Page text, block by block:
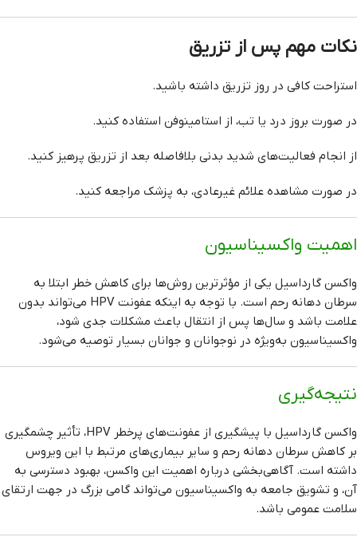
نکات مهم پس از تزریق
استراحت کافی در روز تزریق داشته باشید.
در صورت بروز درد یا تب، از استامینوفن استفاده کنید.
از انجام فعالیت‌های شدید بدنی بلافاصله بعد از تزریق پرهیز کنید.
در صورت مشاهده علائم غیرعادی، به پزشک مراجعه کنید.
اهمیت واکسیناسیون
واکسن گارداسیل یکی از مؤثرترین روش‌ها برای کاهش خطر ابتلا به
سرطان دهانه رحم است. با توجه به اینکه عفونت HPV می‌تواند بدون
علامت باشد و سال‌ها پس از انتقال باعث مشکلات جدی شود،
واکسیناسیون به‌ویژه در نوجوانان و جوانان بسیار توصیه می‌شود.
نتیجه‌گیری
واکسن گارداسیل با پیشگیری از عفونت‌های پرخطر HPV، تأثیر چشمگیری
بر کاهش سرطان دهانه رحم و سایر بیماری‌های مرتبط با این ویروس
داشته است. آگاهی‌بخشی درباره اهمیت این واکسن، بهبود دسترسی به
آن، و تشویق جامعه به واکسیناسیون می‌تواند گامی بزرگ در جهت ارتقای
سلامت عمومی باشد.